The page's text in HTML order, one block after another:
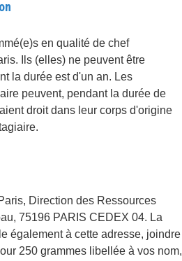
en qualité de chef
Ils (elles) ne peuvent être
la durée est d'un an. Les
peuvent, pendant la durée de
droit dans leur corps d'origine
Direction des Ressources
75196 PARIS CEDEX 04. La
également à cette adresse, joindre
250 grammes libellée à vos nom,